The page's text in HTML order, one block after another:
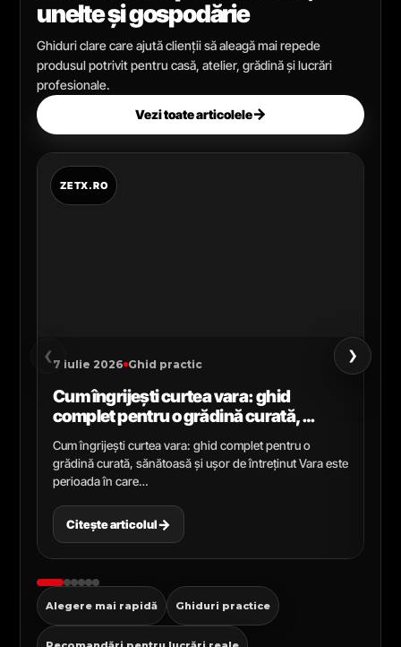
unelte și gospodărie
Ghiduri clare care ajută clienții să aleagă mai repede
produsul potrivit pentru casă, atelier, grădină și lucrări
profesionale.
Vezi toate articolele→
‹ 7 iulie 2026 Ghid practic
Cum îngrijești curtea vara: ghid
complet pentru o grădină curată,
sănătoasă și ușor de întreținut
Cum îngrijești curtea vara: ghid complet pentru o
grădină curată, sănătoasă și ușor de întreținut Vara este
perioada în care…
Citește articolul→
›
Alegere mai rapidă Ghiduri practice